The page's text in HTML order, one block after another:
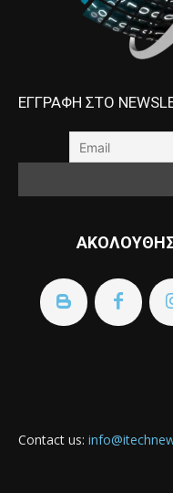
ΕΓΓΡΑΦΗ ΣΤΟ
Contact us: